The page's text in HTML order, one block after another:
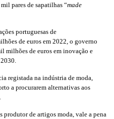
pares de sapatilhas “made
portuguesas de
de euros em 2022, o governo
milhões de euros em inovação e
registada na indústria de moda,
a procurarem alternativas aos
produtor de artigos moda, vale a pena